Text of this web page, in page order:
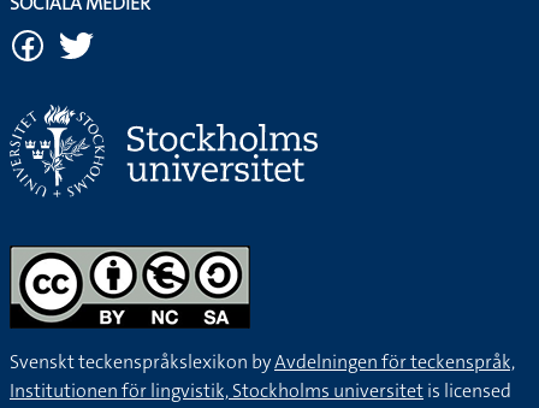
Svenskt teckenspråkslexikon byAvdelningen för teckenspråk,
Institutionen för lingvistik, Stockholms universitetis licensed